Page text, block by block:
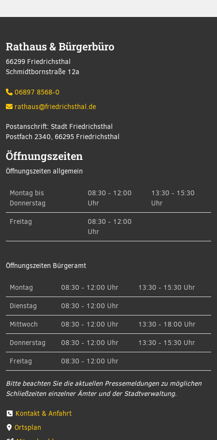
Rathaus & Bürgerbüro
66299 Friedrichsthal
Schmidtbornstraße 12a
06897 8568-0
rathaus@friedrichsthal.de
Postanschrift: Stadt Friedrichsthal
Postfach 2340, 66295 Friedrichsthal
Öffnungszeiten
Öffnungszeiten allgemein
Montag bis
Donnerstag
08:30 - 12:00
Uhr
13:30 - 15:30
Uhr
Freitag
08:30 - 12:00
Uhr
Öffnungszeiten Bürgeramt
Montag 08:30 - 12:00 Uhr
13:30 - 15:30 Uhr
Dienstag
08:30 - 12:00 Uhr
Mittwoch
08:30 - 12:00 Uhr
13:30 - 18:00 Uhr
Donnerstag
08:30 - 12:00 Uhr
13:30 - 15:30 Uhr
Freitag
08:30 - 12:00 Uhr
Bitte beachten Sie die aktuellen Pressemeldungen zu möglichen
Schließzeiten einzelner Ämter und der Stadtverwaltung.
Kontakt & Anfahrt
Ortsplan